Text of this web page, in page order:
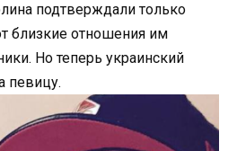
подтверждали только
близкие отношения им
Но теперь украинский
певицу.